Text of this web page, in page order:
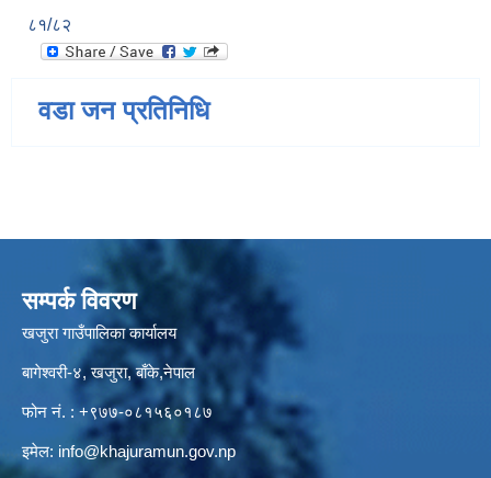
८१/८२
वडा जन प्रतिनिधि
सम्पर्क विवरण
खजुरा गाउँपालिका कार्यालय
बागेश्वरी-४, खजुरा, बाँके,नेपाल
फोन नं. : +९७७-०८१५६०१८७
इमेल: info@khajuramun.gov.np